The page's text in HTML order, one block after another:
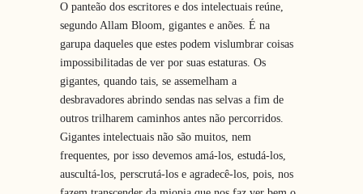
O panteão dos escritores e dos intelectuais reúne,
segundo Allam Bloom, gigantes e anões. É na
garupa daqueles que estes podem vislumbrar coisas
impossibilitadas de ver por suas estaturas. Os
gigantes, quando tais, se assemelham a
desbravadores abrindo sendas nas selvas a fim de
outros trilharem caminhos antes não percorridos.
Gigantes intelectuais não são muitos, nem
frequentes, por isso devemos amá-los, estudá-los,
auscultá-los, perscrutá-los e agradecê-los, pois, nos